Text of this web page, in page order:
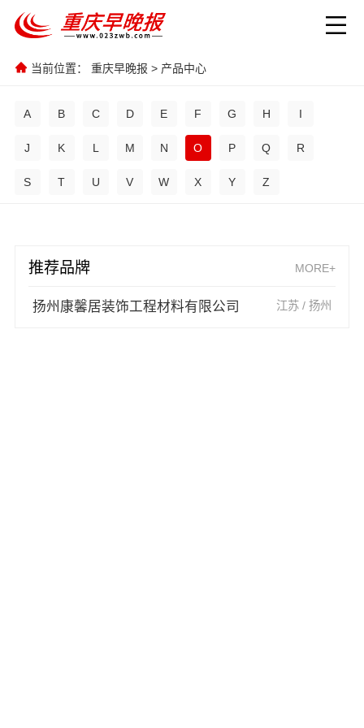
当前位置： 重庆早晚报 > 产品中心
A B C D E F G H I
J K L M N O P Q R
S T U V W X Y Z
推荐品牌 MORE+
扬州康馨居装饰工程材料有限公司 江苏 / 扬州